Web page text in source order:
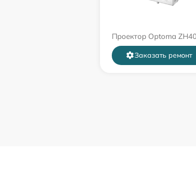
Проектор Optoma
Заказать ремонт